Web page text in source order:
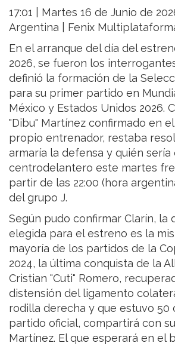
17:01 | Martes 16 de Junio de
Argentina | Fenix
En el arranque del día del
2026, se fueron los
definió la formación de la
para su primer partido en
México y Estados Unidos 2026.
"Dibu" Martínez confirmado en
propio entrenador, restaba
armaría la defensa y quién sería
centrodelantero este martes
partir de las 22:00 (hora
del grupo J.
Según pudo confirmar Clarín, la
elegida para el estreno es la
mayoría de los partidos de la
2024, la última conquista de la
Cristian "Cuti" Romero,
distensión del ligamento
rodilla derecha y que estuvo 50
partido oficial, compartirá con
Martínez. El que esperará en el